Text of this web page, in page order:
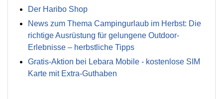
Der Haribo Shop
News zum Thema Campingurlaub im Herbst: Die
richtige Ausrüstung für gelungene Outdoor-
Erlebnisse – herbstliche Tipps
Gratis-Aktion bei Lebara Mobile - kostenlose SIM
Karte mit Extra-Guthaben